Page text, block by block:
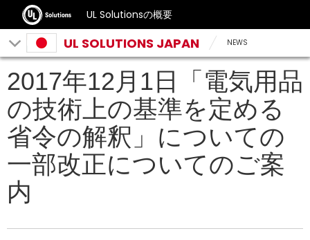
UL Solutionsの概要
UL SOLUTIONS JAPAN NEWS
2017年12月1日「電気用品
の技術上の基準を定める
省令の解釈」についての
一部改正についてのご案
内